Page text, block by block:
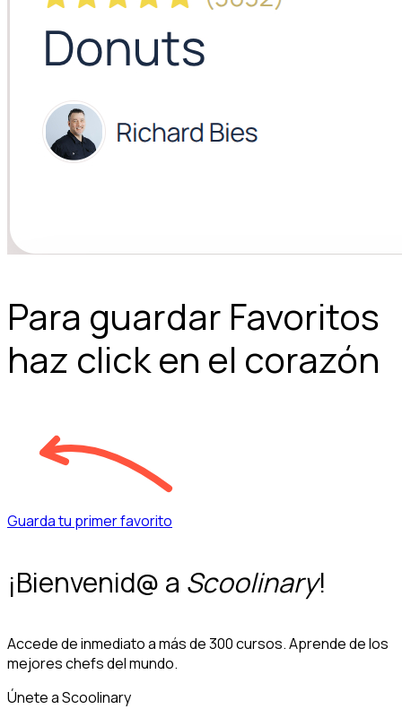
Para guardar Favoritos
haz click en el corazón
Guarda tu primer favorito
¡Bienvenid@ a Scoolinary!
Accede de inmediato a más de 300 cursos. Aprende de los
mejores chefs del mundo.
Únete a Scoolinary